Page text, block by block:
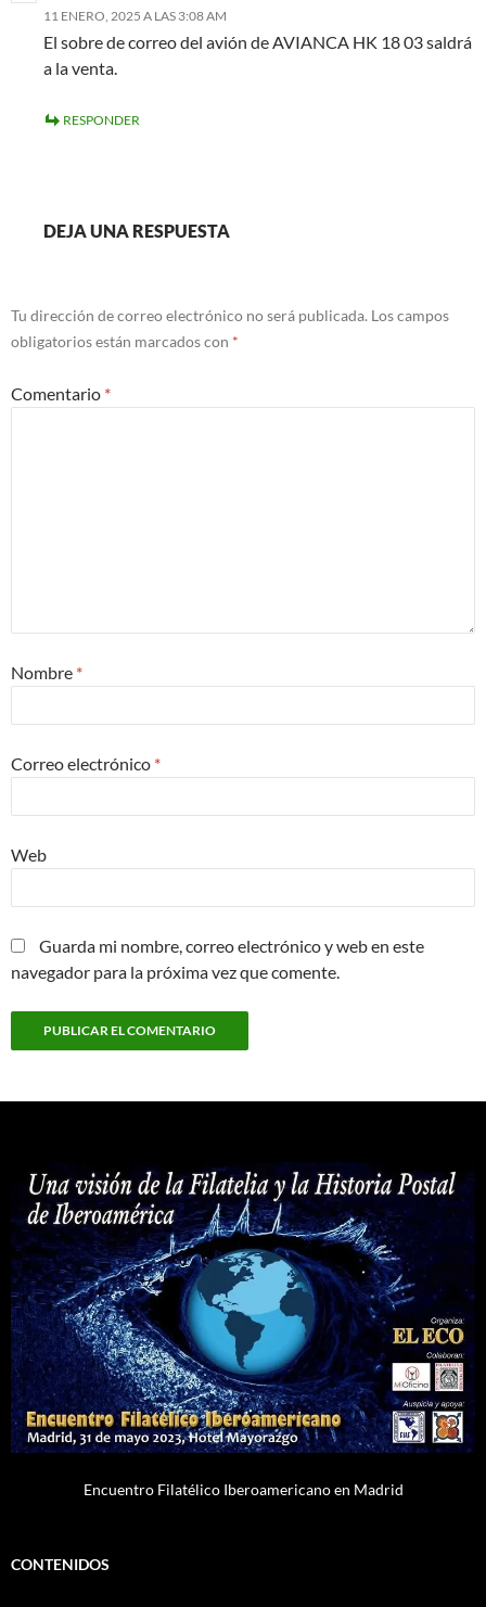
11 ENERO, 2025 A LAS 3:08 AM
El sobre de correo del avión de AVIANCA HK 18 03 saldrá
a la venta.
RESPONDER
DEJA UNA RESPUESTA
Tu dirección de correo electrónico no será publicada. Los campos
obligatorios están marcados con *
Comentario *
Nombre *
Correo electrónico *
Web
Guarda mi nombre, correo electrónico y web en este
navegador para la próxima vez que comente.
Encuentro Filatélico Iberoamericano en Madrid
CONTENIDOS